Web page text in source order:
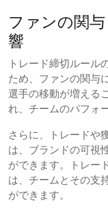
ファンの関
響
トレード締切ルール
ため、ファンの関与
選手の移動が増える
れ、チームのパフォ
さらに、トレードや
は、ブランドの可視
ができます。トレー
は、チームとその支
ができます。